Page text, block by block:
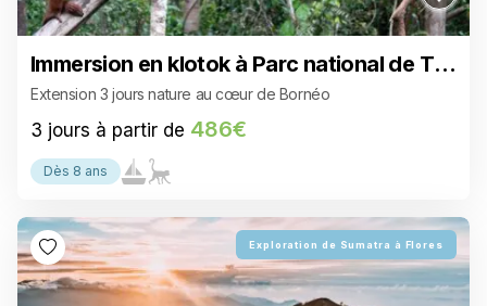
Immersion en klotok à Parc national de Ta
njung Puting
Extension 3 jours nature au cœur de Bornéo
3 jours à partir de 486€
Dès 8 ans
Exploration de Sumatra à Flores
20 jours à partir de
4 959€